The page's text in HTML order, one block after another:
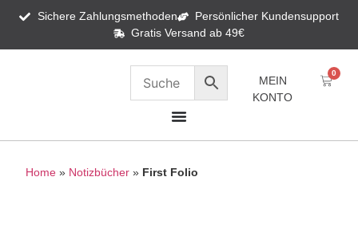
Sichere Zahlungsmethoden
Persönlicher Kundensupport
Gratis Versand ab 49€
MEIN
KONTO
0
Home » Notizbücher » First Folio